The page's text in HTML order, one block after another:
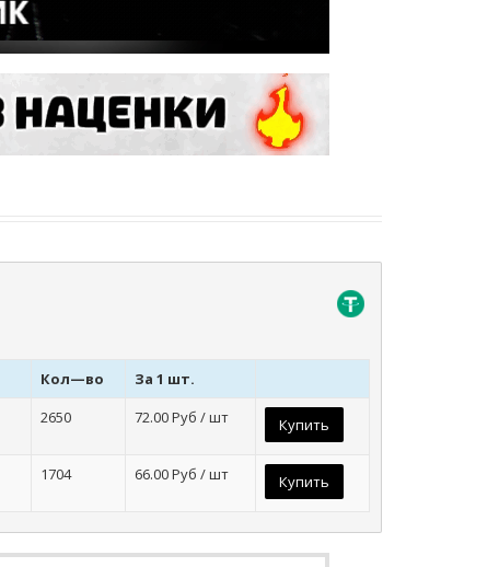
Кол—во
За 1 шт.
2650 72.00Руб / шт Купить
1704 66.00Руб / шт Купить